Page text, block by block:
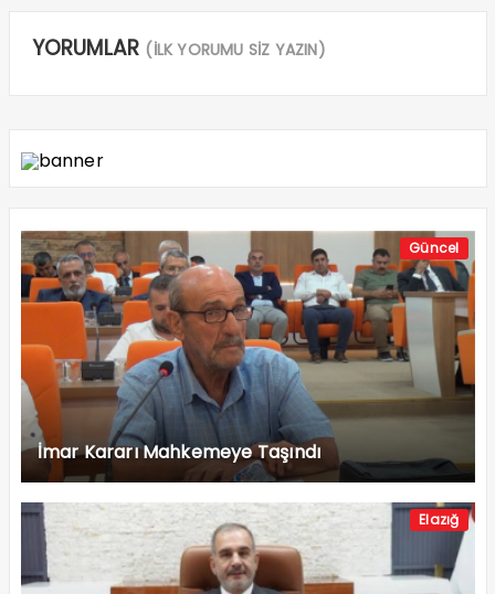
YORUMLAR (İLK YORUMU SİZ YAZIN)
Güncel
İmar Kararı Mahkemeye Taşındı
Elazığ